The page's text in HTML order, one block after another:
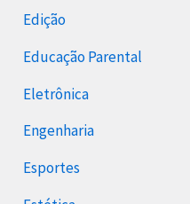
Edição
Educação Parental
Eletrônica
Engenharia
Esportes